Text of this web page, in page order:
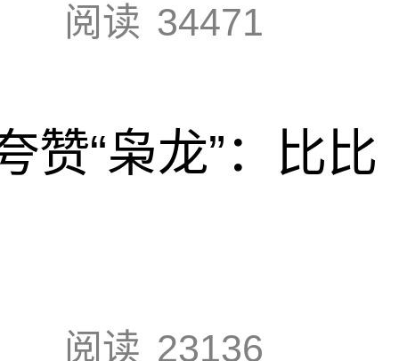
阅读 34471
赞“枭龙”：比比
阅读 23136